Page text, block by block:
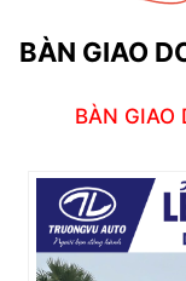
BÀN GIAO
BÀN GIAO